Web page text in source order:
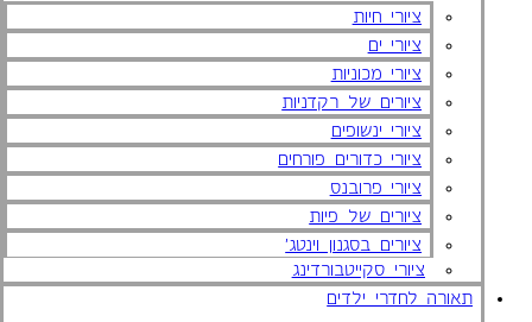
ציורי חיות
ציורי ים
ציורי מכוניות
ציורים של רקדניות
ציורי ינשופים
ציורי כדורים פורחים
ציורי פרובנס
ציורים של פיות
ציורים בסגנון וינטג'
ציורי סקייטבורדינג
תאורה לחדרי ילדים